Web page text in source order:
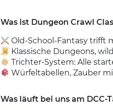
Was ist Dungeon Crawl
Old-School-Fantasy trifft
Klassische Dungeons,
Trichter-System: Alle
Würfeltabellen, Zauber
Was läuft bei uns am DCC-